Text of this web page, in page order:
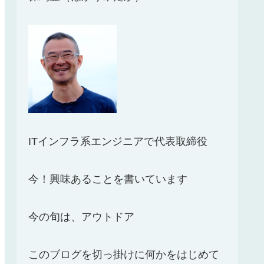
ITインフラ系エンジニアで代表取締役
今！興味あることを書いています
今の旬は、アウトドア
このブログを切っ掛けに何かをはじめて